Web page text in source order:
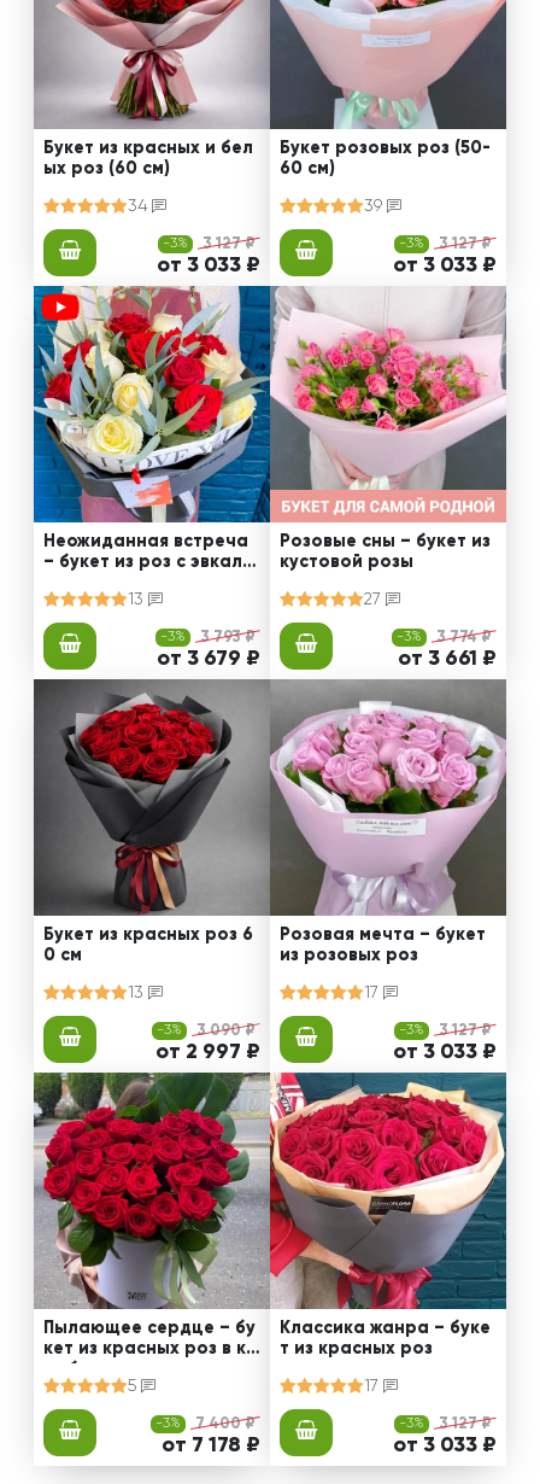
Букет из красных и бел
ых роз (60 см)
34
-3% 3 127 ₽
от 3 033 ₽
Букет розовых роз (50-
60 см)
39
-3% 3 127 ₽
от 3 033 ₽
Неожиданная встреча
– букет из роз с эвкали
13
-3% 3 793 ₽
от 3 679 ₽
Розовые сны – букет из
кустовой розы
27
-3% 3 774 ₽
от 3 661 ₽
Букет из красных роз 6
0 см
13
-3% 3 090 ₽
от 2 997 ₽
Розовая мечта – букет
из розовых роз
17
-3% 3 127 ₽
от 3 033 ₽
Пылающее сердце – бу
кет из красных роз в ко
робке
5
-3% 7 400 ₽
от 7 178 ₽
Классика жанра – буке
т из красных роз
17
-3% 3 127 ₽
от 3 033 ₽